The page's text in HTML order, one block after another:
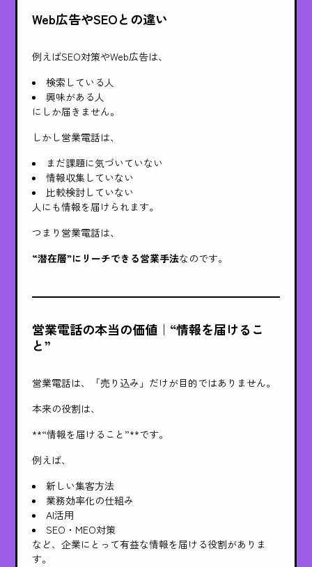
Web広告やSEOとの違い
例えばSEO対策やWeb広告は、
検索している人
興味がある人
にしか届きません。
しかし営業電話は、
まだ課題に気づいていない
情報収集していない
比較検討していない
人にも情報を届けられます。
つまり営業電話は、
“潜在層”にリーチできる営業手法なのです。
営業電話の本当の価値｜“情報を届けるこ
と”
営業電話は、「売り込み」だけが目的ではありません。
本来の役割は、
**“情報を届けること”**です。
例えば、
新しい集客方法
業務効率化の仕組み
AI活用
SEO・MEO対策
など、企業にとって有益な情報を届ける役割がありま
す。